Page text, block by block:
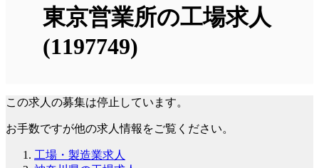
東京営業所の工場求人
(1197749)
この求人の募集は停止しています。
お手数ですが他の求人情報をご覧ください。
工場・製造業求人